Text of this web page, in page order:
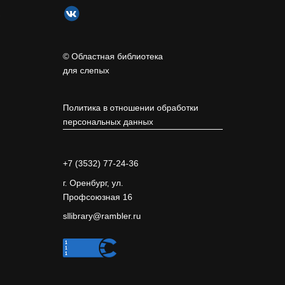
© Областная библиотека
для слепых
Политика в отношении обработки
персональных данных
+7 (3532) 77-24-36
г. Оренбург, ул.
Профсоюзная 16
sllibrary@rambler.ru